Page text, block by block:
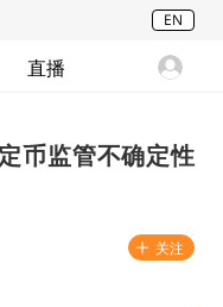
EN
直播
币监管不确定性
关注